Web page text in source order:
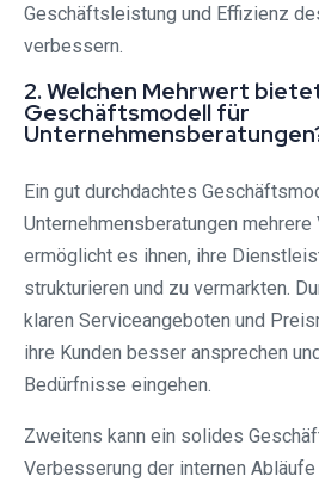
Geschäftsleistung und Effizienz
verbessern.
2. Welchen Mehrwert
Geschäftsmodell für
Ein gut durchdachtes
Unternehmensberatungen
ermöglicht es ihnen, ihre
strukturieren und zu vermarkten.
klaren Serviceangeboten und
ihre Kunden besser ansprechen
Bedürfnisse eingehen.
Zweitens kann ein solides
Verbesserung der internen